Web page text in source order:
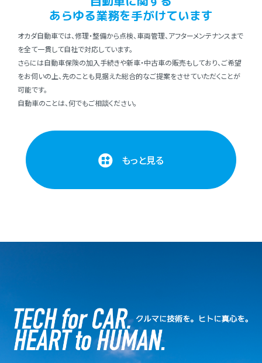
あらゆる業務を⼿がけています
オカダ⾃動⾞では、修理・整備から点検、⾞両管理、アフターメンテナンスまで
を全て⼀貫して⾃社で対応しています。
さらには⾃動⾞保険の加⼊⼿続きや新⾞・中古⾞の販売もしており、ご希望
をお伺いの上、先のことも⾒据えた総合的なご提案をさせていただくことが
可能です。
⾃動⾞のことは、何でもご相談ください。
もっと見る